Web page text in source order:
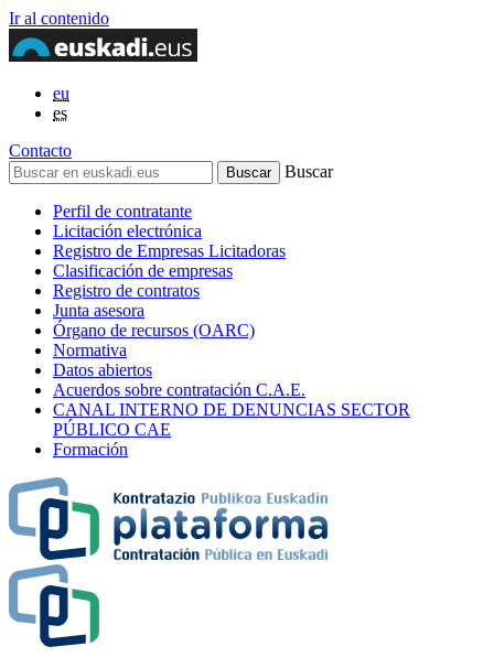
Ir al contenido
eu
es
Contacto
Buscar
Perfil de contratante
Licitación electrónica
Registro de Empresas Licitadoras
Clasificación de empresas
Registro de contratos
Junta asesora
Órgano de recursos (OARC)
Normativa
Datos abiertos
Acuerdos sobre contratación C.A.E.
CANAL INTERNO DE DENUNCIAS SECTOR
PÚBLICO CAE
Formación